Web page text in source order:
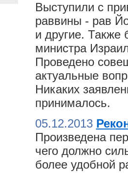
Выступили с
раввины - рав
и другие. Также
министра
Проведено
актуальные
Никаких
принималось.
05.12.2013
Произведена
чего должно
более удобной